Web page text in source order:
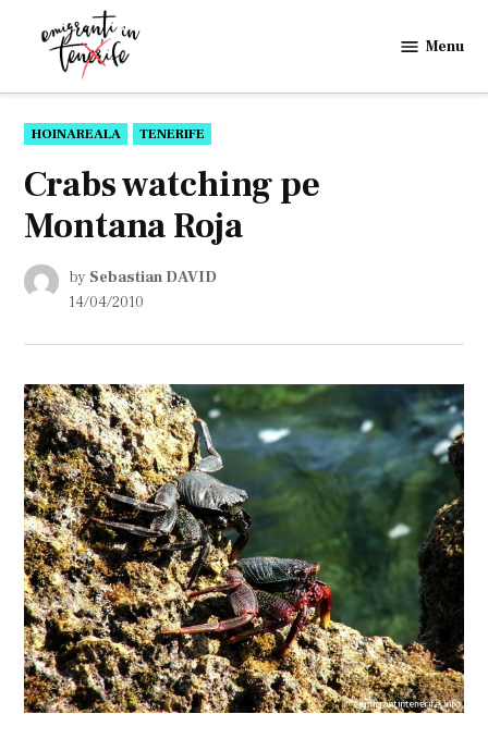
in
Menu
POSTED
IN
HOINAREALA TENERIFE
Crabs watching pe
Montana Roja
by Sebastian DAVID
14/04/2010